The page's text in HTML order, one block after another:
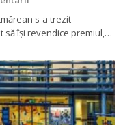
s-a trezit
să îşi revendice premiul,…